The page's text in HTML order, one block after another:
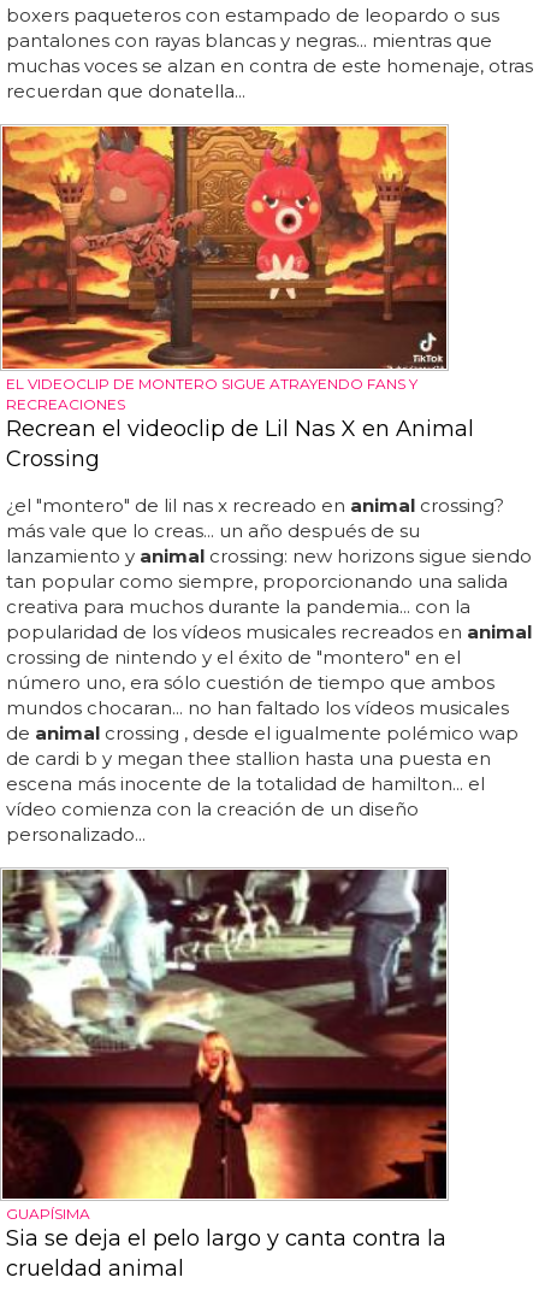
boxers paqueteros con estampado de leopardo o sus
pantalones con rayas blancas y negras... mientras que
muchas voces se alzan en contra de este homenaje, otras
recuerdan que donatella...
EL VIDEOCLIP DE MONTERO SIGUE ATRAYENDO FANS Y
RECREACIONES
Recrean el videoclip de Lil Nas X en Animal
Crossing
¿el "montero" de lil nas x recreado en animal crossing?
más vale que lo creas... un año después de su
lanzamiento y animal crossing: new horizons sigue siendo
tan popular como siempre, proporcionando una salida
creativa para muchos durante la pandemia... con la
popularidad de los vídeos musicales recreados en animal
crossing de nintendo y el éxito de "montero" en el
número uno, era sólo cuestión de tiempo que ambos
mundos chocaran... no han faltado los vídeos musicales
de animal crossing , desde el igualmente polémico wap
de cardi b y megan thee stallion hasta una puesta en
escena más inocente de la totalidad de hamilton... el
vídeo comienza con la creación de un diseño
personalizado...
GUAPÍSIMA
Sia se deja el pelo largo y canta contra la
crueldad animal